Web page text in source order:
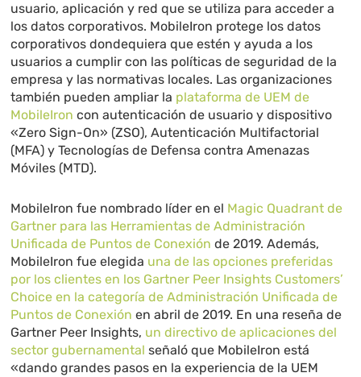
usuario, aplicación y red que se utiliza para acceder a
los datos corporativos. MobileIron protege los datos
corporativos dondequiera que estén y ayuda a los
usuarios a cumplir con las políticas de seguridad de la
empresa y las normativas locales. Las organizaciones
también pueden ampliar la plataforma de UEM de
MobileIron con autenticación de usuario y dispositivo
«Zero Sign-On» (ZSO), Autenticación Multifactorial
(MFA) y Tecnologías de Defensa contra Amenazas
Móviles (MTD).
MobileIron fue nombrado líder en el Magic Quadrant de
Gartner para las Herramientas de Administración
Unificada de Puntos de Conexión de 2019. Además,
MobileIron fue elegida una de las opciones preferidas
por los clientes en los Gartner Peer Insights Customers’
Choice en la categoría de Administración Unificada de
Puntos de Conexión en abril de 2019. En una reseña de
Gartner Peer Insights, un directivo de aplicaciones del
sector gubernamental señaló que MobileIron está
«dando grandes pasos en la experiencia de la UEM